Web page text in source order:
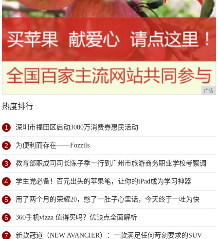
广告
热度排行
1 深圳市福田区启动3000万消费券惠民活动
2 为便利而存在——Fozzils
3 教育部职成司司长陈子季一行到广州市旅游商务职业学校考察调
研
4 学生党必备！百元出头的苹果笔，让你的iPad成为学习神器
5 用了两个月的荣耀20，憋了一肚子心里话，今天终于一吐为快
6 360手机vizza 值得买吗？优缺点全面解析
7 新款冠道（NEW AVANCIER）：一款满足任何苛刻要求的SUV